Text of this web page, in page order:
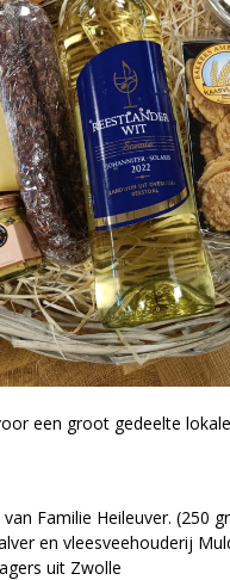
een groot gedeelte
Familie Heileuver. (250
en vleesveehouderij
uit Zwolle